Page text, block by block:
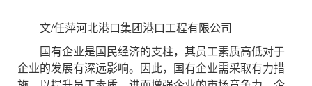
文/任萍河北港口集团港口工程有限公司
国有企业是国民经济的支柱，其员工素质高低对于
企业的发展有深远影响。因此，国有企业需采取有力措